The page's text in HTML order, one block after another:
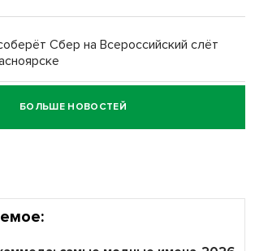
ВТБ открылось в Искитиме
Сбер на Всероссийский слёт
обеспечит
ЕДГ в Новосибирской
БОЛЬШЕ НОВОСТЕЙ